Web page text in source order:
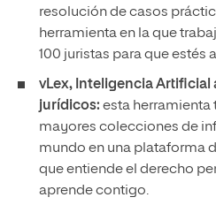
resolución de casos
herramienta en la que
100 juristas para que estés
vLex, Inteligencia
jurídicos: esta herramienta
mayores colecciones de
mundo en una plataforma
que entiende el derecho
aprende contigo.